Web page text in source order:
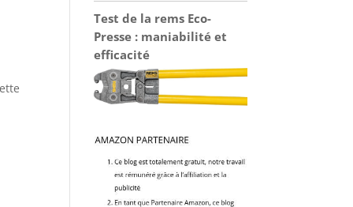
Test de la rems Eco-
Presse : maniabilité et
efficacité